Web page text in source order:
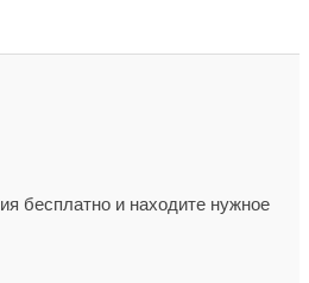
бесплатно и находите нужное